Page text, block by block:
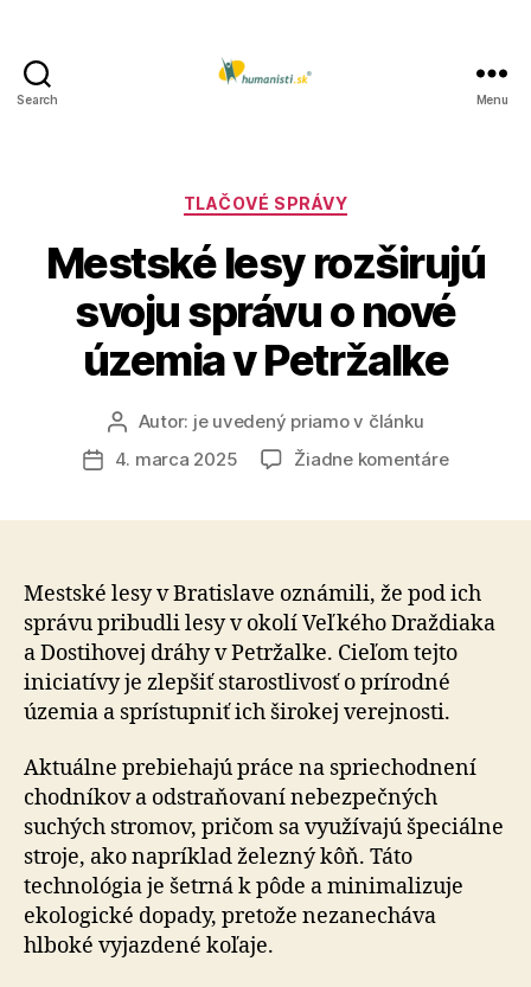
Search Menu
Kategórie
TLAČOVÉ SPRÁVY
Mestské lesy rozširujú
svoju správu o nové
územia v Petržalke
Autor
článku
Autor: je uvedený priamo v článku
Dátum
4. marca 2025 Žiadne komentárena
správu
o
územia
v
Petržalke
Mestské lesy v Bratislave oznámili, že pod ich
správu pribudli lesy v okolí Veľkého Draždiaka
a Dostihovej dráhy v Petržalke. Cieľom tejto
iniciatívy je zlepšiť sta­rostli­vosť o prírodné
územia a sprístupniť ich širokej verejnosti.
Aktuálne prebiehajú práce na spriechodnení
chodníkov a odstraňovaní nebezpečných
suchých stromov, pričom sa využívajú špeciálne
stroje, ako napríklad železný kôň. Táto
technológia je šetrná k pôde a minimalizuje
eko­lo­gic­ké dopady, pretože nezanecháva
hlboké vyjazdené koľaje.